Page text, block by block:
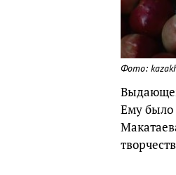
Фото:
Ему было